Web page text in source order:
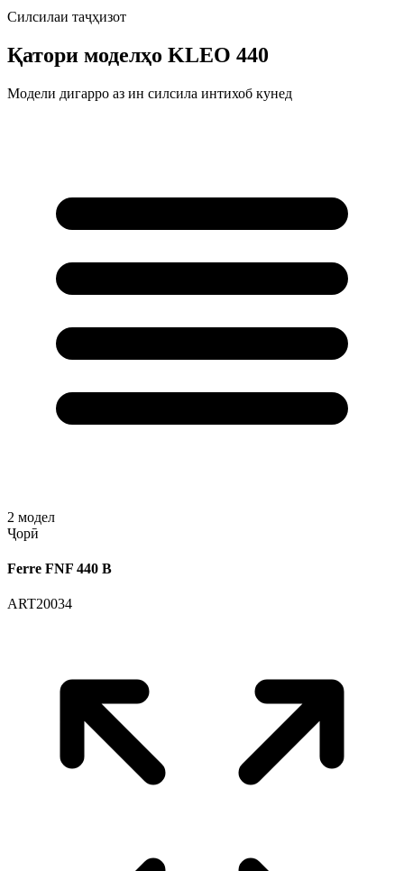
Силсилаи таҷҳизот
Қатори моделҳо KLEO 440
Модели дигарро аз ин силсила интихоб кунед
2 модел
Ҷорӣ
Ferre FNF 440 B
ART20034